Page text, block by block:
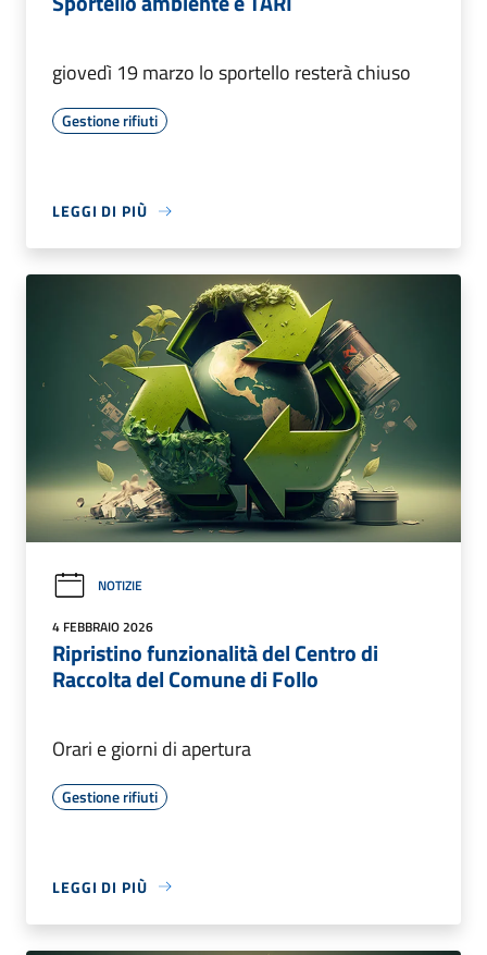
giovedì 19 marzo lo sportello resterà chiuso
Gestione rifiuti
LEGGI DI PIÙ
NOTIZIE
4 FEBBRAIO 2026
Ripristino funzionalità del Centro di
Raccolta del Comune di Follo
Orari e giorni di apertura
Gestione rifiuti
LEGGI DI PIÙ